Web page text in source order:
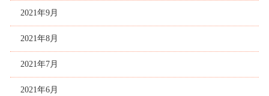
2021年9月
2021年8月
2021年7月
2021年6月